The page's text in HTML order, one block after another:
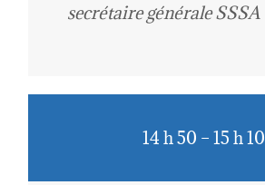
secrétaire générale SSSA
14 h 50 – 15 h 10